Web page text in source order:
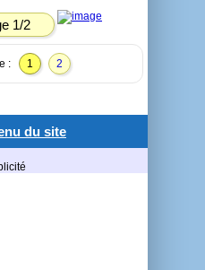
1/2
: 1 2
du site